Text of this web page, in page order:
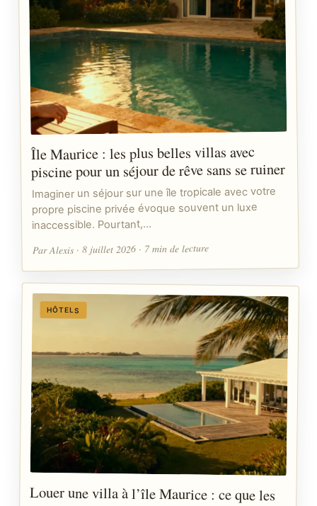
Île Maurice : les plus belles villas avec
piscine pour un séjour de rêve sans se ruiner
Imaginer un séjour sur une île tropicale avec votre
propre piscine privée évoque souvent un luxe
inaccessible. Pourtant,…
Par Alexis · 8 juillet 2026 · 7 min de lecture
HÔTELS
Louer une villa à l’île Maurice : ce que les
agences ne vous disent jamais avant de